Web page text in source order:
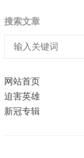
搜索文章
网站首页
迫害英雄
新冠专辑